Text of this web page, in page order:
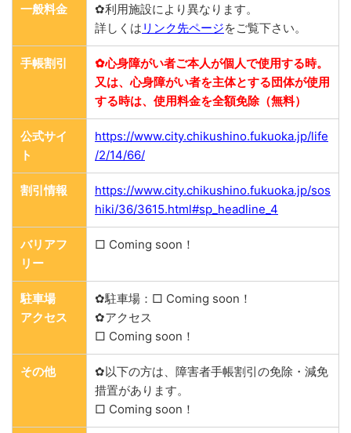
一般料金
✿利用施設により異なります。
詳しくは リンク先ページをご覧下さい。
手帳割引
✿心身障がい者ご本人が個人で使用する時。
又は、心身障がい者を主体とする団体が使用
する時は、使用料金を全額免除（無料）
公式サイ
ト
https://www.city.chikushino.fukuoka.jp/life
/2/14/66/
割引情報
https://www.city.chikushino.fukuoka.jp/sos
hiki/36/3615.html#sp_headline_4
バリアフ
リー
□ Coming soon！
駐車場
アクセス
✿駐車場：□ Coming soon！
✿アクセス
□ Coming soon！
その他
✿以下の方は、障害者手帳割引の免除・減免
措置があります。
□ Coming soon！